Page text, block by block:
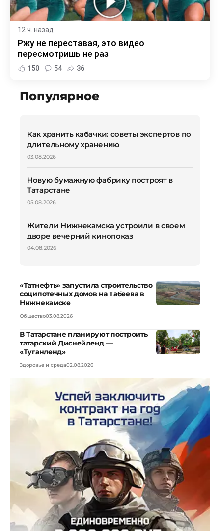
12 ч. назад
Ржу не переставая, это видео
пересмотришь не раз
150 54 36
Популярное
Как хранить кабачки: советы экспертов по
длительному хранению
03.08.2026
Новую бумажную фабрику построят в
Татарстане
05.08.2026
Жители Нижнекамска устроили в своем
дворе вечерний кинопоказ
04.08.2026
«Татнефть» запустила строительство
соципотечных домов на Табеева в
Нижнекамске
Общество03.08.2026
В Татарстане планируют построить
татарский Диснейленд —
«Туганленд»
Здоровье и среда02.08.2026